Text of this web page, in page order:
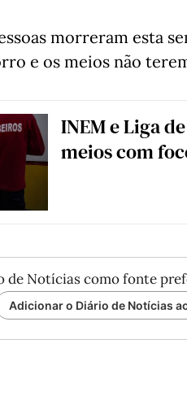
morreram esta
e os meios não
INEM e Liga
meios com
de Notícias como fonte
Adicionar o Diário de Notícias